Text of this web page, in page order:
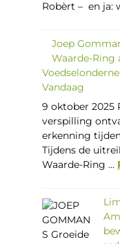
Robèrt – en ja:
Joep
Waarde-Ring
Vandaag
9 oktober 2025
verspilling
erkenning
Tijdens de
Waarde-Ring ...